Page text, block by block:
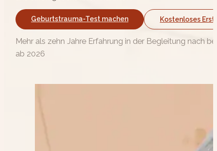
Geburtstrauma-Test machen Kostenloses
Mehr als zehn Jahre Erfahrung in der Begleitung nach
ab 2026